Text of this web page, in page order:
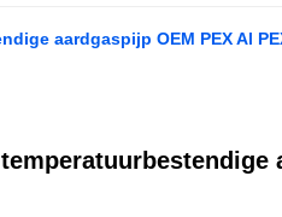
aardgaspijp OEM PEX Al